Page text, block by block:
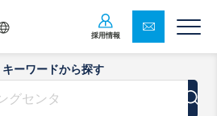
採用情報
ーワードから探す